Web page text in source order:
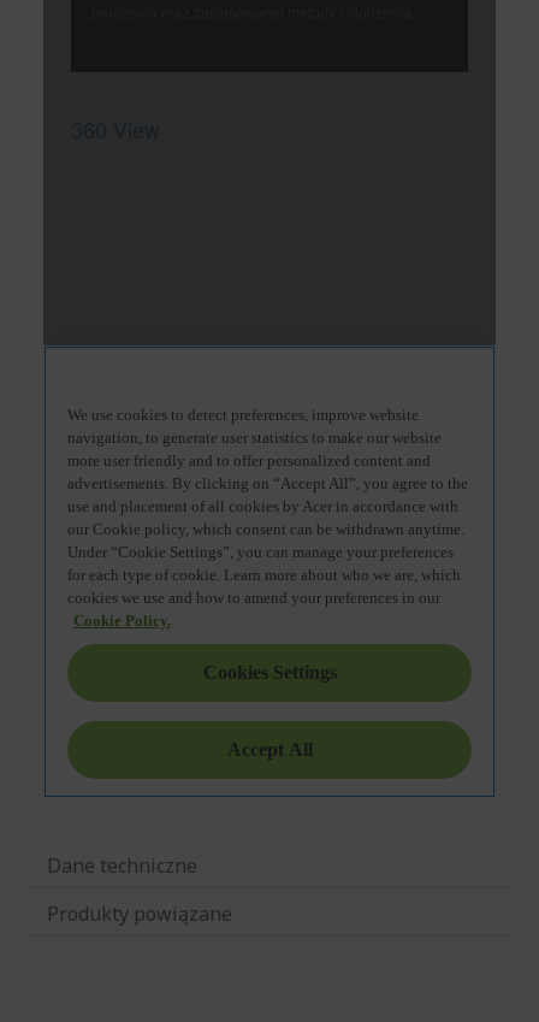
Dane techniczne
Produkty powiązane